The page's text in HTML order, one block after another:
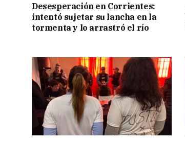
Desesperación en Corrientes:
intentó sujetar su lancha en la
tormenta y lo arrastró el río